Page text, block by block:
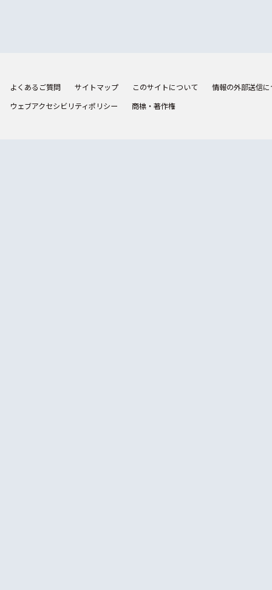
よくあるご質問 サイトマップ このサイトについて
情報の外部送信
ウェブアクセシビリティポリシー
商標・著作権